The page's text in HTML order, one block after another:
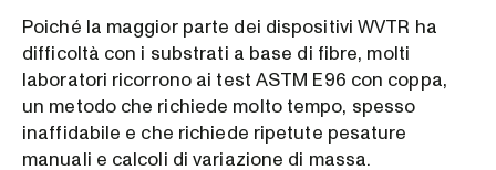
Poiché la maggior parte dei dispositivi WVTR ha
difficoltà con i substrati a base di fibre, molti
laboratori ricorrono ai test ASTM E96 con coppa,
un metodo che richiede molto tempo, spesso
inaffidabile e che richiede ripetute pesature
manuali e calcoli di variazione di massa.